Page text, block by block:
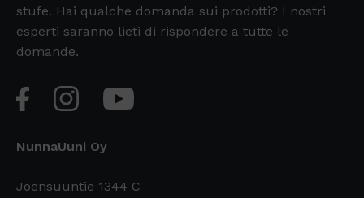
stufe. Hai qualche domanda sui prodotti? I nostri
esperti saranno lieti di rispondere a tutte le
domande.
NunnaUuni Oy
Joensuuntie 1344 C